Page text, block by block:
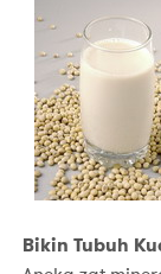
Bikin Tubuh